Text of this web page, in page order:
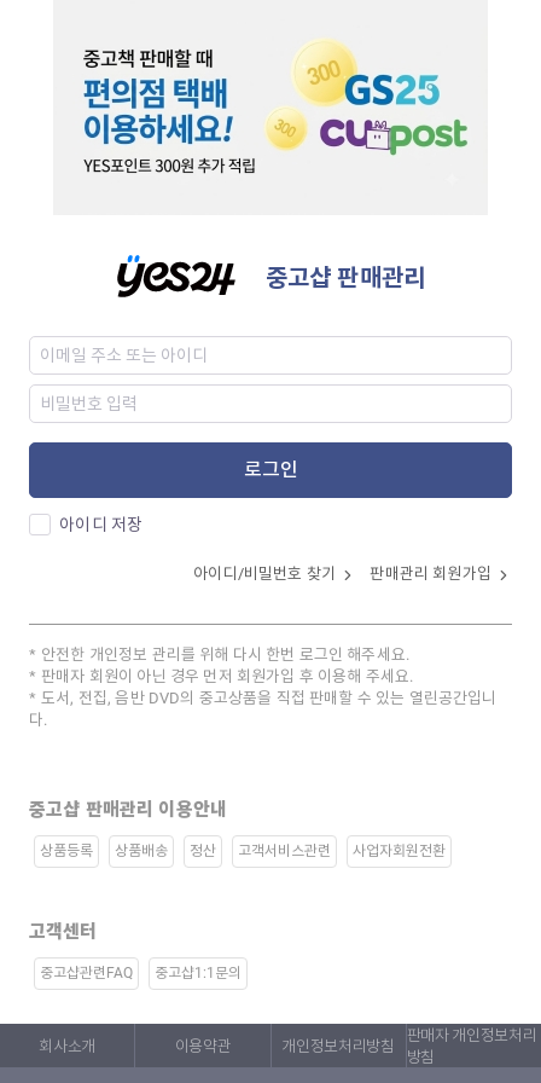
중고샵 판매관리
로그인
아이디 저장
아이디/비밀번호 찾기 판매관리 회원가입
안전한 개인정보 관리를 위해 다시 한번 로그인 해주세요.
판매자 회원이 아닌 경우 먼저 회원가입 후 이용해 주세요.
도서, 전집, 음반 DVD의 중고상품을 직접 판매할 수 있는 열린공간입니
다.
중고샵 판매관리 이용안내
상품등록 상품배송 정산 고객서비스관련 사업자회원전환
고객센터
중고샵관련FAQ 중고샵1:1문의
회사소개 이용약관 개인정보처리방침
판매자 개인정보처리
방침